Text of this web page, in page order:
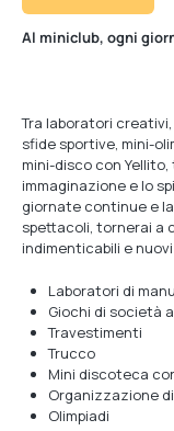
Al miniclub, ogni
Tra laboratori
sfide sportive, mini-
mini-disco con
immaginazione e lo
giornate continue e
spettacoli, tornerai a
indimenticabili e
Laboratori di
Giochi di società
Travestimenti
Trucco
Mini discoteca
Organizzazione
Olimpiadi